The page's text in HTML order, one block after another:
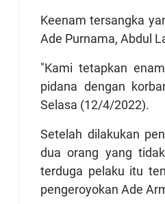
Keenam tersangka
Ade Purnama, Abdul
"Kami tetapkan
pidana dengan
Selasa (12/4/2022).
Setelah dilakukan
dua orang yang
terduga pelaku itu
pengeroyokan Ade